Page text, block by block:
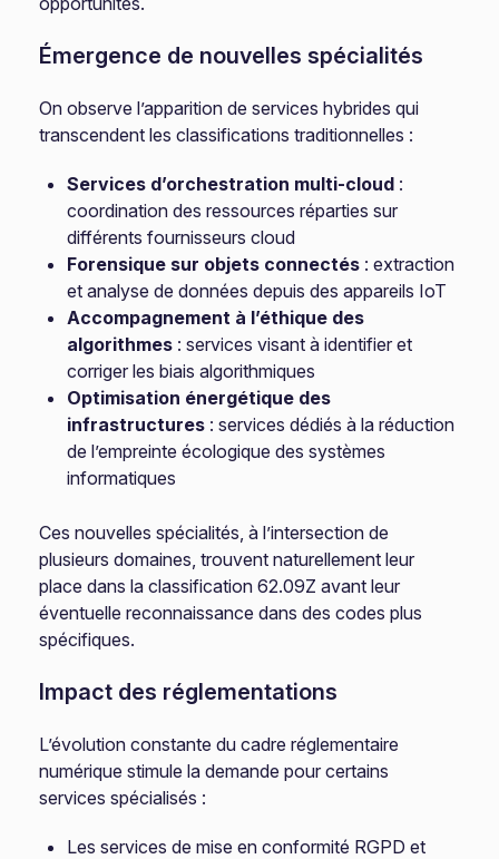
Émergence de nouvelles spécialités
On observe l’apparition de services hybrides qui
transcendent les classifications traditionnelles :
Services d’orchestration multi-cloud :
coordination des ressources réparties sur
différents fournisseurs cloud
Forensique sur objets connectés : extraction
et analyse de données depuis des appareils IoT
Accompagnement à l’éthique des
algorithmes : services visant à identifier et
corriger les biais algorithmiques
Optimisation énergétique des
infrastructures : services dédiés à la réduction
de l’empreinte écologique des systèmes
informatiques
Ces nouvelles spécialités, à l’intersection de
plusieurs domaines, trouvent naturellement leur
place dans la classification 62.09Z avant leur
éventuelle reconnaissance dans des codes plus
spécifiques.
Impact des réglementations
L’évolution constante du cadre réglementaire
numérique stimule la demande pour certains
services spécialisés :
Les services de mise en conformité RGPD et